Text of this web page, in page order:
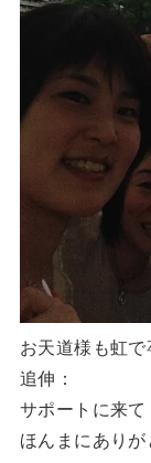
お天道様も虹
追伸：
サポートに来
ほんまにありが